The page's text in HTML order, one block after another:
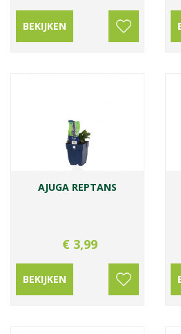
BEKIJKEN
AJUGA REPTANS
€ 3,99
BEKIJKEN